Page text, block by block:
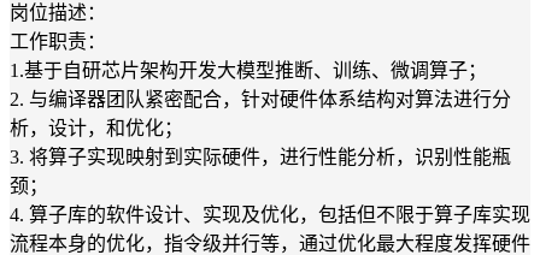
岗位描述：
工作职责：
1.基于自研芯片架构开发大模型推断、训练、微调算子；
2. 与编译器团队紧密配合，针对硬件体系结构对算法进行分
析，设计，和优化；
3. 将算子实现映射到实际硬件，进行性能分析，识别性能瓶
颈；
4. 算子库的软件设计、实现及优化，包括但不限于算子库实现
流程本身的优化，指令级并行等，通过优化最大程度发挥硬件